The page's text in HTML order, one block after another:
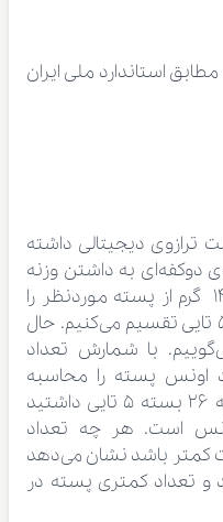
استاندارد ملی ایران
ترازوی دیجیتالی داشته
دوکفه‌ای به داشتن وزنه
۱۴۲ گرمی نیاز خواهید داشت. ۱۴۲ گرم از پسته موردنظر را
جدا کرده و آن‌ها را به دسته‌های ۵ تایی تقسیم می‌کنیم. حال
تایی ۱ انس می‌گوییم. با شمارش تعداد
عدد اونس پسته را محاسبه
نمایید. به‌طور مثال در صورتی که ۲۶ بسته ۵ تایی داشتید
گفت پسته شما ۲۶ انس است. هر چه تعداد
کمتر باشد نشان می‌دهد
و تعداد کمتری پسته در